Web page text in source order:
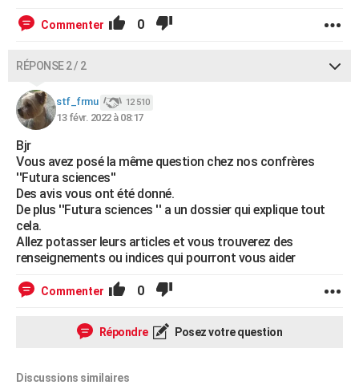
Commenter 0
RÉPONSE 2 / 2
stf_frmu 12 510
13 févr. 2022 à 08:17
Bjr
Vous avez posé la même question chez nos confrères
''Futura sciences''
Des avis vous ont été donné.
De plus ''Futura sciences '' a un dossier qui explique tout
cela.
Allez potasser leurs articles et vous trouverez des
renseignements ou indices qui pourront vous aider
Commenter 0
Répondre Posez votre question
Discussions similaires